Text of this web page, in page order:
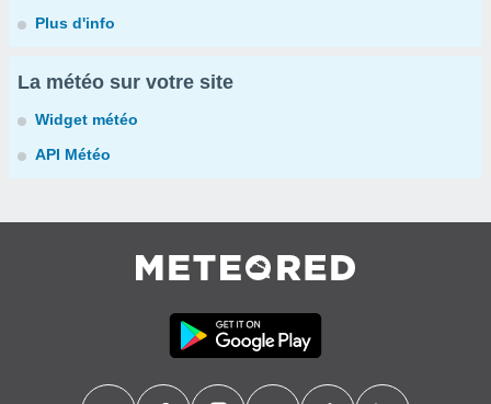
Plus d'info
La météo sur votre site
Widget météo
API Météo